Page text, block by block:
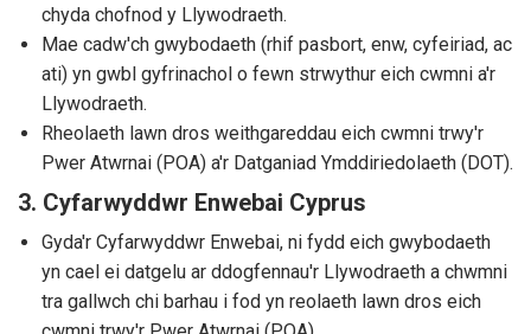
chyda chofnod y Llywodraeth.
Mae cadw'ch gwybodaeth (rhif pasbort, enw, cyfeiriad, ac
ati) yn gwbl gyfrinachol o fewn strwythur eich cwmni a'r
Llywodraeth.
Rheolaeth lawn dros weithgareddau eich cwmni trwy'r
Pwer Atwrnai (POA) a'r Datganiad Ymddiriedolaeth (DOT).
3. Cyfarwyddwr Enwebai Cyprus
Gyda'r Cyfarwyddwr Enwebai, ni fydd eich gwybodaeth
yn cael ei datgelu ar ddogfennau'r Llywodraeth a chwmni
tra gallwch chi barhau i fod yn reolaeth lawn dros eich